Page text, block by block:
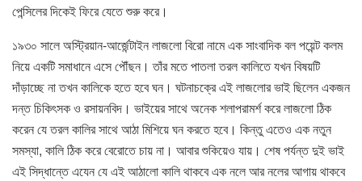
পেন্সিলের দিকেই ফিরে যেতে শুরু করে।
১৯৩০ সালে অস্ট্রিয়ান-আর্জেন্টাইন লাজলো বিরো নামে এক সাংবাদিক বল পয়েন্ট কলম
নিয়ে একটি সমাধানে এসে পৌঁছন। তাঁর মতে পাতলা তরল কালিতে যখন বিষয়টি
দাঁড়াচ্ছে না তখন কালিকে হতে হবে ঘন। ঘটনাচক্রে এই লাজলোর ভাই ছিলেন একজন
দন্ত চিকিৎসক ও রসায়নবিদ। ভাইয়ের সাথে অনেক শলাপরামর্শ করে লাজলো ঠিক
করেন যে তরল কালির সাথে আঠা মিশিয়ে ঘন করতে হবে। কিন্তু এতেও এক নতুন
সমস্যা, কালি ঠিক করে বেরোতে চায় না। আবার শুকিয়েও যায়। শেষ পর্যন্ত দুই ভাই
এই সিদ্ধান্তে এযেন যে এই আঠালো কালি থাকবে এক নলে আর নলের আগায় থাকবে